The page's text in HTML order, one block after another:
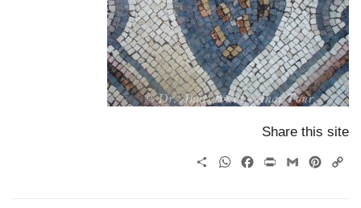
Share this site
Copy
Pinterest
Gmail
Print
Facebook
WhatsApp